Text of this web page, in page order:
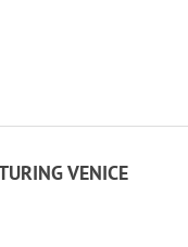
VENICE